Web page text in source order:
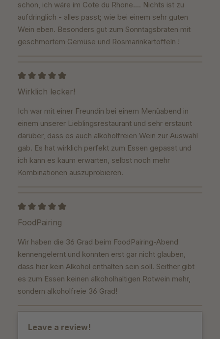
schon, ich wäre im Cote du Rhone.... Nichts ist zu
aufdringlich - alles passt; wie bei einem sehr guten
Wein eben. Besonders gut zum Sonntagsbraten mit
geschmortem Gemüse und Rosmarinkartoffeln !
Review with rating of 5 out of 5 stars
Wirklich lecker!
Ich war mit einer Freundin bei einem Menüabend in
einem unserer Lieblingsrestaurant und sehr erstaunt
darüber, dass es auch alkoholfreien Wein zur Auswahl
gab. Es hat wirklich perfekt zum Essen gepasst und
ich kann es kaum erwarten, selbst noch mehr
Kombinationen auszuprobieren.
Review with rating of 5 out of 5 stars
FoodPairing
Wir haben die 36 Grad beim FoodPairing-Abend
kennengelernt und konnten erst gar nicht glauben,
dass hier kein Alkohol enthalten sein soll. Seither gibt
es zum Essen keinen alkoholhaltigen Rotwein mehr,
sondern alkoholfreie 36 Grad!
Leave a review!